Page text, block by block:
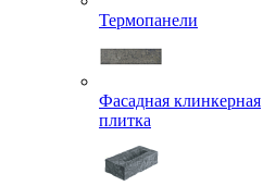
Термопанели
Фасадная клинкерная
плитка